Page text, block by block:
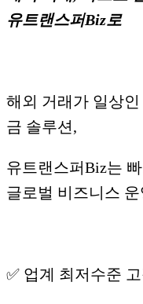
유트랜스퍼Biz로
해외 거래가 일상
금 솔루션,
유트랜스퍼Biz는
글로벌 비즈니스
✅ 업계 최저수준